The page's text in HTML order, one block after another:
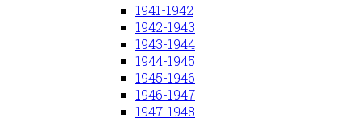
1941-1942
1942-1943
1943-1944
1944-1945
1945-1946
1946-1947
1947-1948